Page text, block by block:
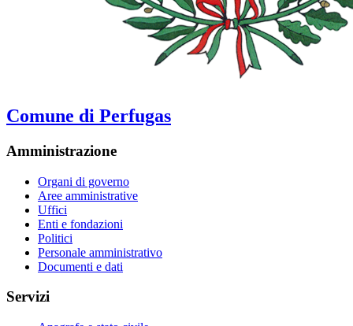
Comune di Perfugas
Amministrazione
Organi di governo
Aree amministrative
Uffici
Enti e fondazioni
Politici
Personale amministrativo
Documenti e dati
Servizi